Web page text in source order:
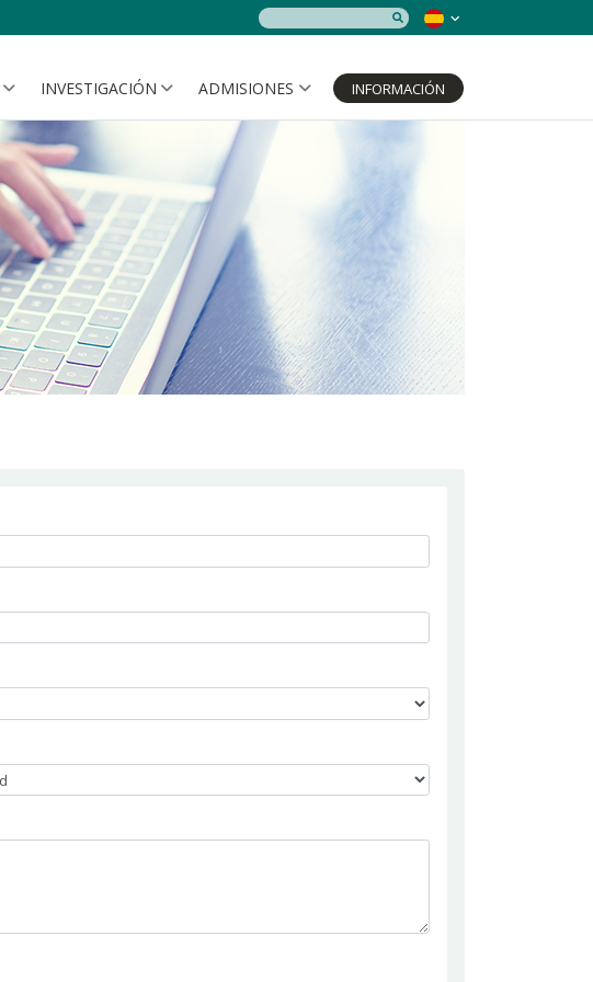
INVESTIGACIÓN ADMISIONES INFORMACIÓN